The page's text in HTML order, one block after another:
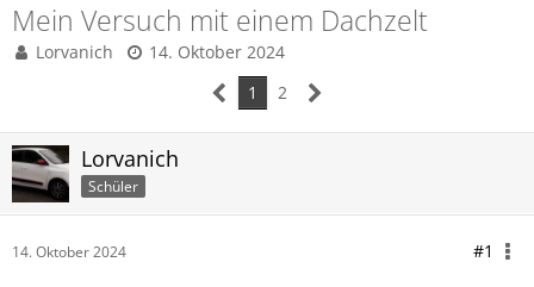
Mein Versuch mit einem Dachzelt
Lorvanich
14. Oktober 2024
1
2
Lorvanich
Schüler
14. Oktober 2024 #1